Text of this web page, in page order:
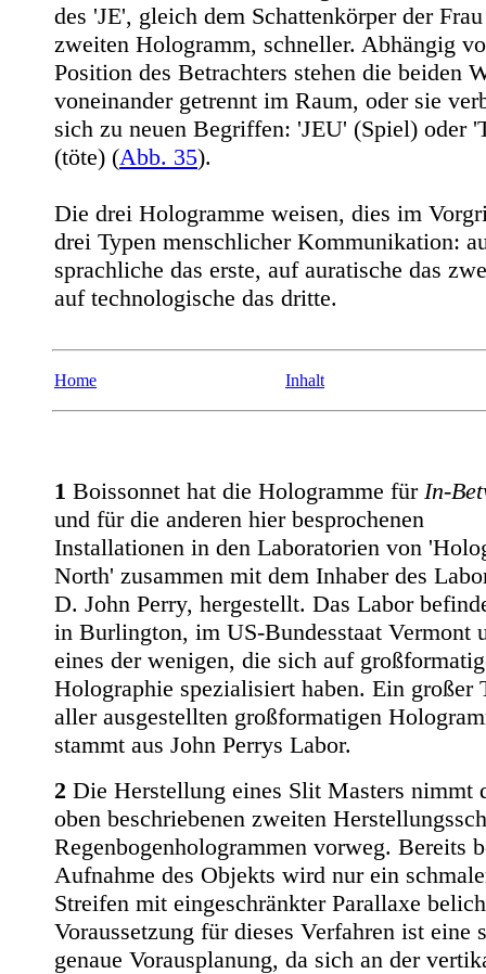
des 'JE', gleich dem Schattenkörper der
zweiten Hologramm, schneller. Abhängig
Position des Betrachters stehen die beiden
voneinander getrennt im Raum, oder sie
sich zu neuen Begriffen: 'JEU' (Spiel) oder
(töte) (Abb. 35).
Die drei Hologramme weisen, dies im
drei Typen menschlicher Kommunikation:
sprachliche das erste, auf auratische das
auf technologische das dritte.
Home Inhalt
1 Boissonnet hat die Hologramme für In-
und für die anderen hier besprochenen
Installationen in den Laboratorien von
North' zusammen mit dem Inhaber des
D. John Perry, hergestellt. Das Labor
in Burlington, im US-Bundesstaat Vermont
eines der wenigen, die sich auf
Holographie spezialisiert haben. Ein großer
aller ausgestellten großformatigen
stammt aus John Perrys Labor.
2 Die Herstellung eines Slit Masters nimmt
oben beschriebenen zweiten
Regenbogenhologrammen vorweg. Bereits
Aufnahme des Objekts wird nur ein
Streifen mit eingeschränkter Parallaxe
Voraussetzung für dieses Verfahren ist eine
genaue Vorausplanung, da sich an der